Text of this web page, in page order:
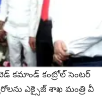
కమాండ్ కంట్రోల్ సెంటర్
ఎక్సైజ్ శాఖ మంత్రి వీ